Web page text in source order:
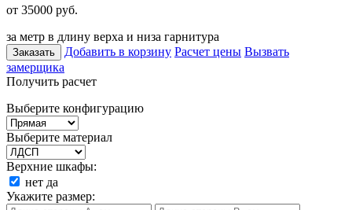
от 35000 руб.
за метр в длину верха и низа гарнитура
Заказать Добавить в корзину Расчет цены Вызвать
замерщика
Получить расчет
Выберите конфигурацию
Выберите материал
Верхние шкафы:
нет да
Укажите размер: